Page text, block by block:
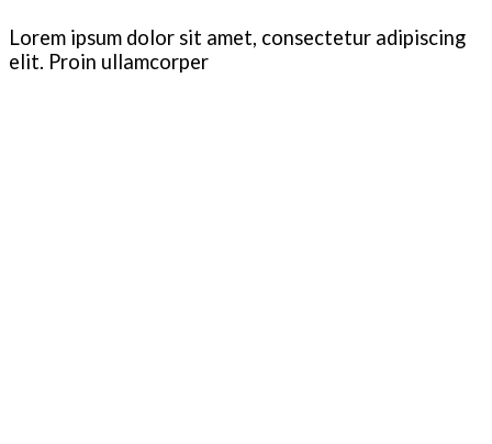
Lorem ipsum dolor sit amet, consectetur adipiscing
elit. Proin ullamcorper